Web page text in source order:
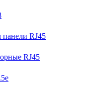
RJ45
RJ45